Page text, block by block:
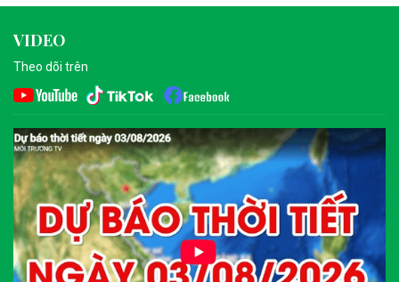
VIDEO
Theo dõi trên